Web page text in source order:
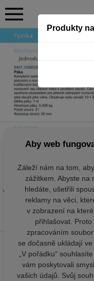
Produkty
Aby web
Záleží nám na tom,
zážitkem. Abyste na
hledáte, ušetřili
reklamy na věci,
v zobrazení na
přihlašovat.
zpracováním
se dočasně ukládají
„V pořádku“
vám poskytovali
vašich údajů. Svůj